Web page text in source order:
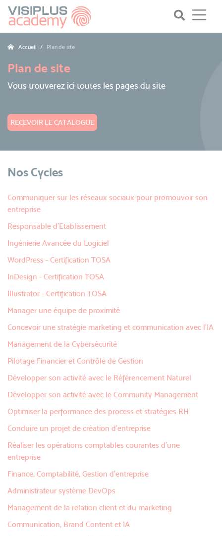
Accueil Plan de site
Plan de site
Vous trouverez ici toutes les pages du site
RECEVOIR LE CATALOGUE
Nos Cycles
Communiquer sur les réseaux sociaux pour promouvoir son
entreprise
Responsable d'Etablissement
Ingénierie Avancée du Logiciel
WordPress - Certification TOSA
InDesign - Certification TOSA
Illustrator - Certification TOSA
Manager une équipe de proximité
Concevoir une stratégie marketing et communication avec l'IA
Management de la Cybersécurité
Pilotage Financier et Contrôle de Gestion
Développer son activité avec le Référencement Naturel
Développer son activité avec le Community Management
Optimiser la performance des process et stratégies RH
Conduire un projet de création d'entreprise
Réaliser les opérations comptables courantes d'une
entreprise
Finance, Comptabilité, Gestion d’entreprise
Administrateur système DevOps
Management de la relation client et du marketing
Communication, Brand Content et IA